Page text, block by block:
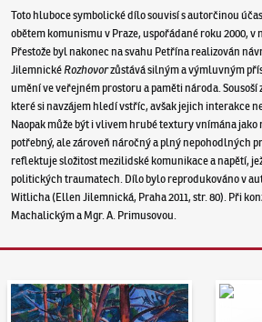
Toto hluboce symbolické dílo souvisí s autorčinou
obětem komunismu v Praze, uspořádané roku 2000, v
Přestože byl nakonec na svahu Petřína realizován
Jilemnické Rozhovorzůstává silným a výmluvným
umění ve veřejném prostoru a paměti národa.
které si navzájem hledí vstříc, avšak jejich interakce
Naopak může být i vlivem hrubé textury vnímána jako
potřebný, ale zároveň náročný a plný nepohodlných
reflektuje složitost mezilidské komunikace a napětí,
politických traumatech. Dílo bylo reprodukováno v
Witlicha (Ellen Jilemnická, Praha 2011, str. 80). Při
Machalickým a Mgr. A. Primusovou.
Aukční den 95 Dražit